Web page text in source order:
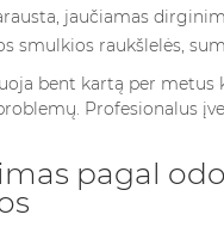
jaučiamas
smulkios raukšlelės,
bent kartą per metus
Profesionalus
pagal